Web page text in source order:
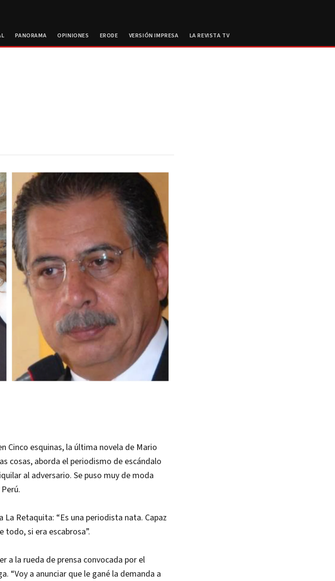
PANORAMA OPINIONES ERODE VERSIÓN IMPRESA LA REVISTA TV
Cinco esquinas, la última novela de Mario
cosas, aborda el periodismo de escándalo
al adversario. Se puso muy de moda
Retaquita: “Es una periodista nata. Capaz
todo, si era escabrosa”.
a la rueda de prensa convocada por el
“Voy a anunciar que le gané la demanda a